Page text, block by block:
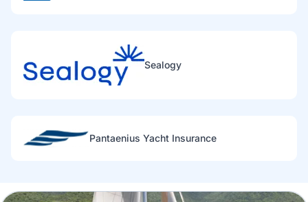
Sealogy
Pantaenius Yacht Insurance